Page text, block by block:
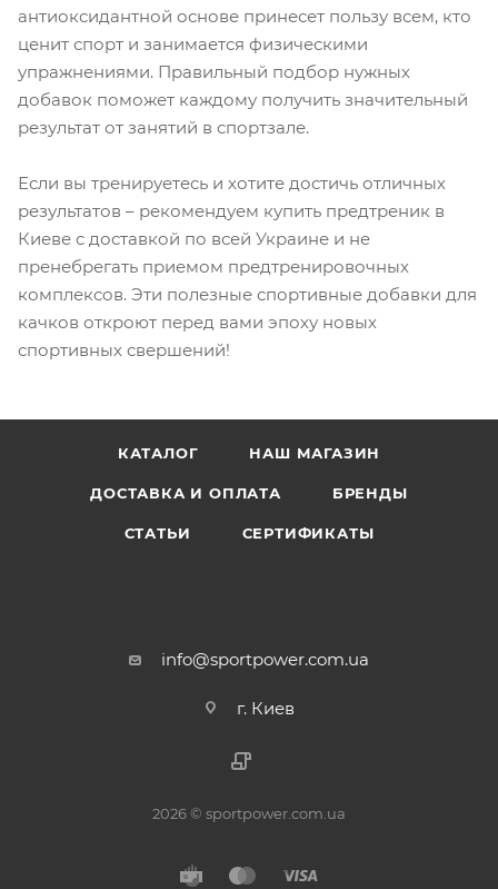
антиоксидантной основе принесет пользу всем, кто
ценит спорт и занимается физическими
упражнениями. Правильный подбор нужных
добавок поможет каждому получить значительный
результат от занятий в спортзале.
Если вы тренируетесь и хотите достичь отличных
результатов – рекомендуем купить предтреник в
Киеве с доставкой по всей Украине и не
пренебрегать приемом предтренировочных
комплексов. Эти полезные спортивные добавки для
качков откроют перед вами эпоху новых
спортивных свершений!
КАТАЛОГ НАШ МАГАЗИН
ДОСТАВКА И ОПЛАТА БРЕНДЫ
СТАТЬИ СЕРТИФИКАТЫ
info@sportpower.com.ua
г. Киев
2026 © sportpower.com.ua